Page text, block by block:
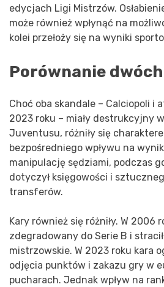
edycjach Ligi Mistrzów.
może również wpłynąć na
kolei przełoży się na wyniki
Porównanie
Choć oba skandale – Calciopoli i
2023 roku – miały destrukcyjny
Juventusu, różniły się
bezpośredniego wpływu na
manipulację sędziami, podczas
dotyczył księgowości i
transferów.
Kary również się różniły. W 2006
zdegradowany do Serie B i
mistrzowskie. W 2023 roku kara
odjęcia punktów i zakazu gry w
pucharach. Jednak wpływ na